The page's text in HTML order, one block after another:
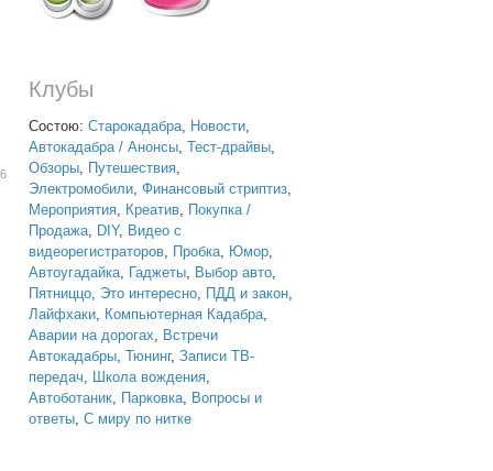
Клубы
Состою: Старокадабра, Новости,
Автокадабра / Анонсы, Тест-драйвы,
Обзоры, Путешествия,
Электромобили, Финансовый стриптиз,
Мероприятия, Креатив, Покупка /
Продажа, DIY, Видео с
видеорегистраторов, Пробка, Юмор,
Автоугадайка, Гаджеты, Выбор авто,
Пятниццо, Это интересно, ПДД и закон,
Лайфхаки, Компьютерная Кадабра,
Аварии на дорогах, Встречи
Автокадабры, Тюнинг, Записи ТВ-
передач, Школа вождения,
Автоботаник, Парковка, Вопросы и
ответы, С миру по нитке